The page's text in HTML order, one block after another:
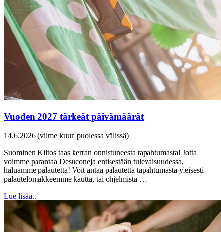
Vuoden 2027 tärkeät päivämäärät
14.6.2026 (viime kuun puolessa välissä)
Suominen Kiitos taas kerran onnistuneesta tapahtumasta! Jotta
voimme parantaa Desuconeja entisestään tulevaisuudessa,
haluamme palautetta! Voit antaa palautetta tapahtumasta yleisesti
palautelomakkeemme kautta, tai ohjelmista …
Lue lisää...